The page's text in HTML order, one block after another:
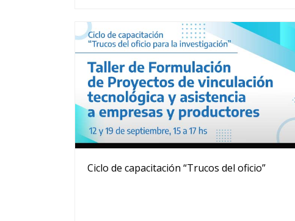
Ciclo de capacitación “Trucos del oficio”